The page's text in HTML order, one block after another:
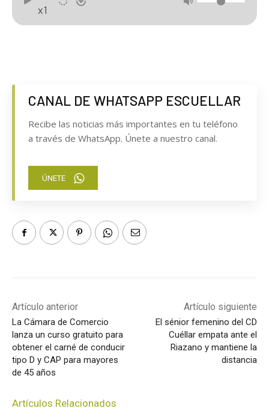
x1
CANAL DE WHATSAPP ESCUELLAR
Recibe las noticias más importantes en tu teléfono
a través de WhatsApp. Únete a nuestro canal.
ÚNETE
Artículo anterior
La Cámara de Comercio
lanza un curso gratuito para
obtener el carné de conducir
tipo D y CAP para mayores
de 45 años
Artículo siguiente
El sénior femenino del CD
Cuéllar empata ante el
Riazano y mantiene la
distancia
Artículos Relacionados